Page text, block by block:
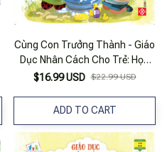
Cùng Con Trưởng Thành - Giáo
Dục Nhân Cách Cho Trẻ: Học
Cách Đồng Cảm
$16.99 USD $22.99 USD
ADD TO CART